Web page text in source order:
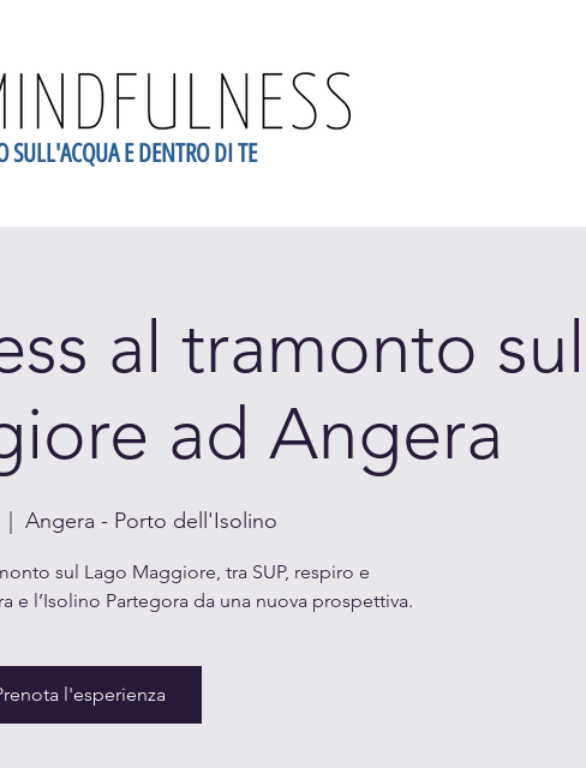
SULL'ACQUA E DENTRO DI TE
al tramonto sul
ad Angera
Angera - Porto dell'Isolino
sul Lago Maggiore, tra SUP, respiro e
e l’Isolino Partegora da una nuova prospettiva.
l'esperienza